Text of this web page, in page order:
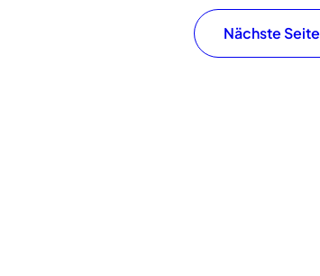
Nächste Seite